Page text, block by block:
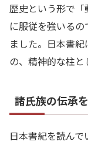
歴史という形で
に服従を強いる
ました。日本書
の、精神的な柱と
諸氏族の伝承
日本書紀を読ん